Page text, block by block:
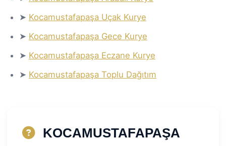
➤ Kocamustafapaşa Uçak Kurye
➤ Kocamustafapaşa Gece Kurye
➤ Kocamustafapaşa Eczane Kurye
➤ Kocamustafapaşa Toplu Dağıtım
KOCAMUSTAFAPAŞA